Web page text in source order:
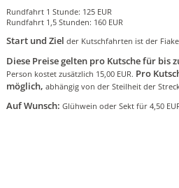
Rundfahrt 1 Stunde: 125 EUR
Rundfahrt 1,5 Stunden: 160 EUR
Start und Ziel der Kutschfahrten ist der
Diese Preise gelten pro Kutsche für bis
Person kostet zusätzlich 15,00 EUR. Pro
möglich, abhängig von der Steilheit der
Auf Wunsch: Glühwein oder Sekt für 4,50